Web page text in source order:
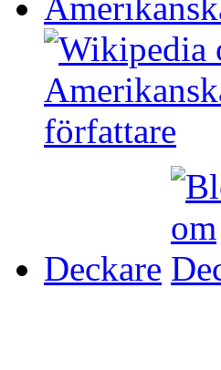
Deckare